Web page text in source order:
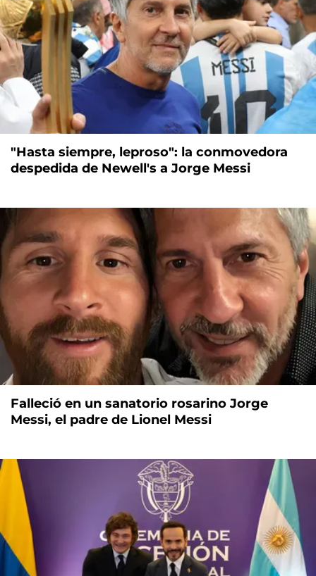
"Hasta siempre, leproso": la conmovedora
despedida de Newell's a Jorge Messi
Falleció en un sanatorio rosarino Jorge
Messi, el padre de Lionel Messi